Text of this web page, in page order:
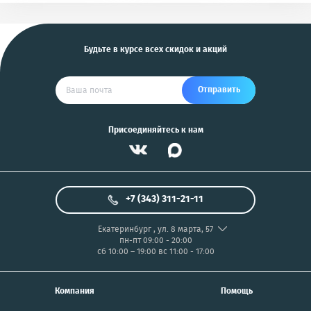
Будьте в курсе всех скидок и акций
Отправить
Присоединяйтесь к нам
Помощь
Компания
+7 (343) 311-21-11
Екатеринбург, ул. 8 марта, 57
пн-пт 09:00 - 20:00
сб 10:00 – 19:00 вс 11:00 - 17:00